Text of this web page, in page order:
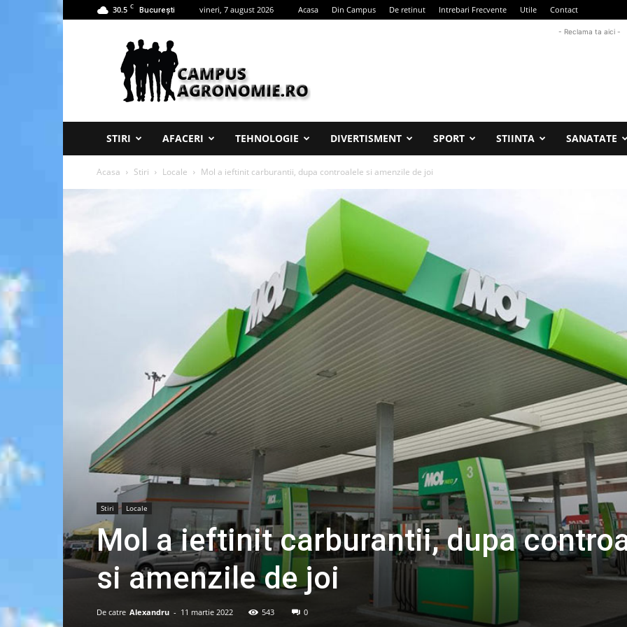
30.5 C București vineri, 7 august 2026 Acasa Din Campus De retinut Intrebari Frecvente Utile Contact
Campus
Agronomie
- Reclama ta aici -
STIRI AFACERI TEHNOLOGIE DIVERTISMENT SPORT STIINTA SANATATE
Acasa Stiri Locale Mol a ieftinit carburantii, dupa controalele si amenzile de joi
Stiri Locale
Mol a ieftinit carburantii, dupa
si amenzile de joi
De catre Alexandru - 11 martie 2022 543 0